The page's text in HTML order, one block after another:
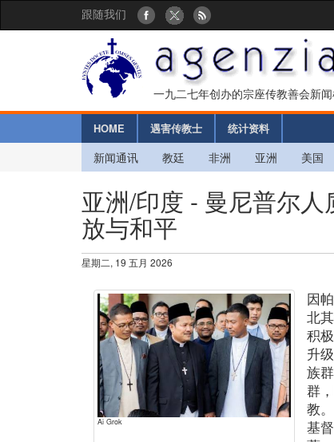
跟随我们
一九二七年创办的宗座传教善会新
HOME 遇害传教士 统计资料
新闻通讯 教廷 非洲 亚洲 美国
亚洲/印度 - 曼尼普尔
放与和平
星期二, 19 五月 2026
Ai Grok
因
北
积
升
族
群
教。
基